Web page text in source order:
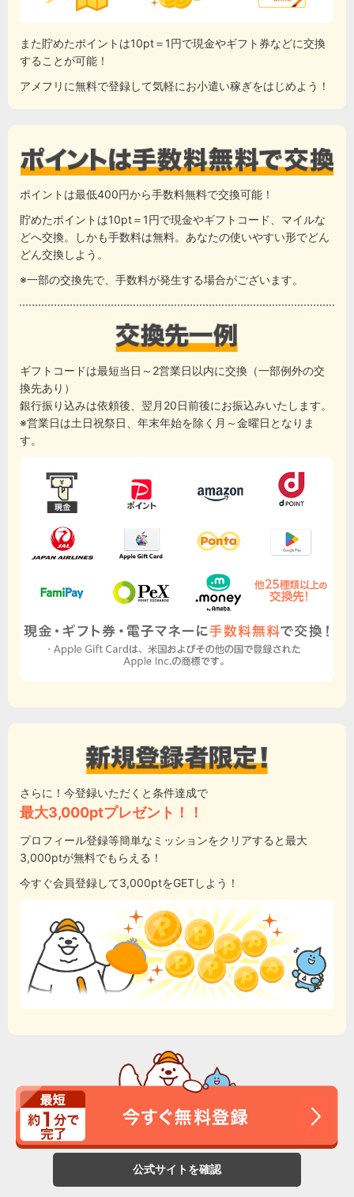
また貯めたポイントは10pt＝1円で現金やギフト券などに交換
することが可能！
アメフリに無料で登録して気軽にお小遣い稼ぎをはじめよう！
ポイントは最低400円から手数料無料で交換可能！
貯めたポイントは10pt＝1円で現金やギフトコード、マイルな
どへ交換。しかも手数料は無料。あなたの使いやすい形でどん
どん交換しよう。
※一部の交換先で、手数料が発生する場合がございます。
ギフトコードは最短当日～2営業日以内に交換（一部例外の交
換先あり）
銀行振り込みは依頼後、翌月20日前後にお振込みいたします。
※営業日は土日祝祭日、年末年始を除く月～金曜日となりま
す。
さらに！今登録いただくと条件達成で
最大3,000ptプレゼント！！
プロフィール登録等簡単なミッションをクリアすると最大
3,000ptが無料でもらえる！
今すぐ会員登録して3,000ptをGETしよう！
公式サイトを確認